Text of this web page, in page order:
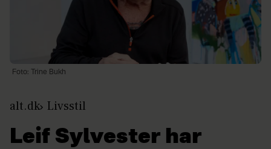
Foto: Trine Bukh
alt.dk Livsstil
Leif Sylvester har